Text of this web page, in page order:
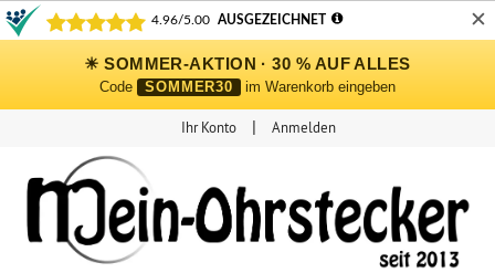
✕
☀ SOMMER-AKTION · 30 % AUF ALLES
Code SOMMER30 im Warenkorb eingeben
Ihr Konto Anmelden